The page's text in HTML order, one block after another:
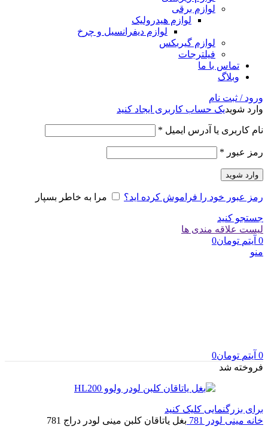
لوازم برقی
لوازم هیدرولیک
لوازم دیفرانسیل و چرخ
لوازم گیربکس
فیلترجات
تماس با ما
وبلاگ
ورود / ثبت نام
وارد شویدیک حساب کاربری ایجاد کنید
نام کاربری یا آدرس ایمیل *
رمز عبور *
وارد شوید
رمز عبور خود را فراموش کرده اید؟ مرا به خاطر بسپار
جستجو کنید
لیست علاقه مندی ها
0 آیتم تومان0
منو
0 آیتم تومان0
فروخته شد
برای بزرگنمایی کلیک کنید
خانه مینی لودر 781 بغل یاتاقان کلبن مینی لودر دراج 781